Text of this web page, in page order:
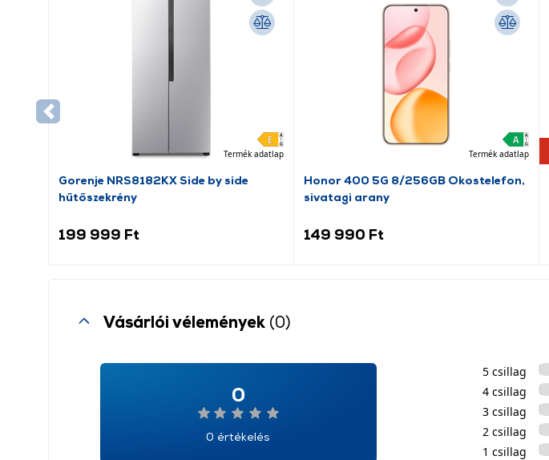
Termék adatlap
Gorenje NRS8182KX Side by side
hűtőszekrény
199 999 Ft
Termék adatlap
Honor 400 5G 8/256GB Okostelefon,
sivatagi arany
149 990 Ft
Vásárlói vélemények (0)
0
0 értékelés
5 csillag
4 csillag
3 csillag
2 csillag
1 csillag